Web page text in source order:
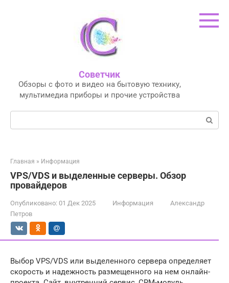
Советчик
Обзоры с фото и видео на бытовую технику,
мультимедиа приборы и прочие устройства
Поиск:
Главная » Информация
VPS/VDS и выделенные серверы. Обзор
провайдеров
Опубликовано: 01 Дек 2025 Информация
Александр
Петров
Выбор VPS/VDS или выделенного сервера определяет
скорость и надежность размещенного на нем онлайн-